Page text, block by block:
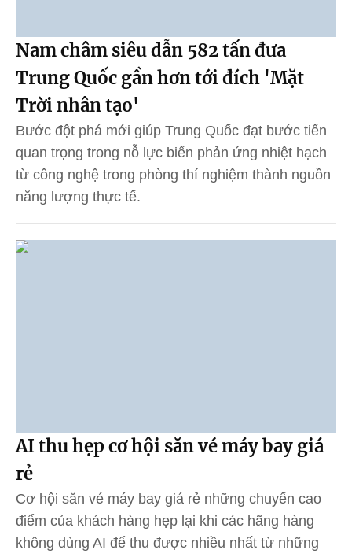
Nam châm siêu dẫn 582 tấn đưa
Trung Quốc gần hơn tới đích 'Mặt
Trời nhân tạo'
Bước đột phá mới giúp Trung Quốc đạt bước tiến
quan trọng trong nỗ lực biến phản ứng nhiệt hạch
từ công nghệ trong phòng thí nghiệm thành nguồn
năng lượng thực tế.
AI thu hẹp cơ hội săn vé máy bay giá
rẻ
Cơ hội săn vé máy bay giá rẻ những chuyến cao
điểm của khách hàng hẹp lại khi các hãng hàng
không dùng AI để thu được nhiều nhất từ những